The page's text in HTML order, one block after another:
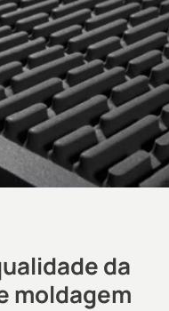
da
moldagem